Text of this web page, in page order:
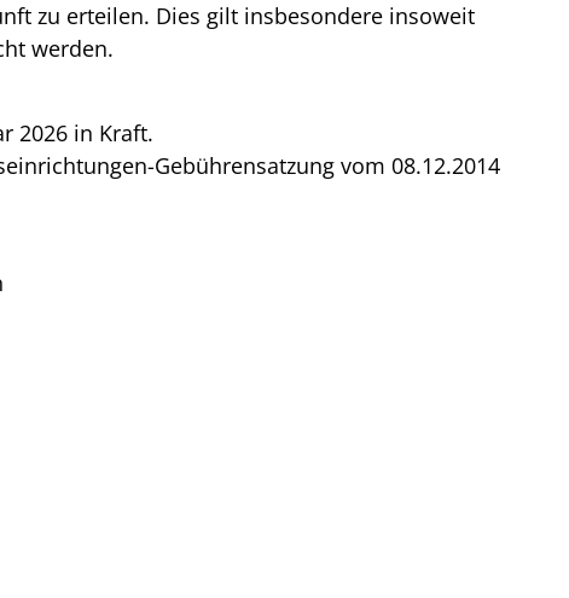
zu erteilen. Dies gilt insbesondere insoweit
werden.
2026 in Kraft.
Gebührensatzung vom 08.12.2014